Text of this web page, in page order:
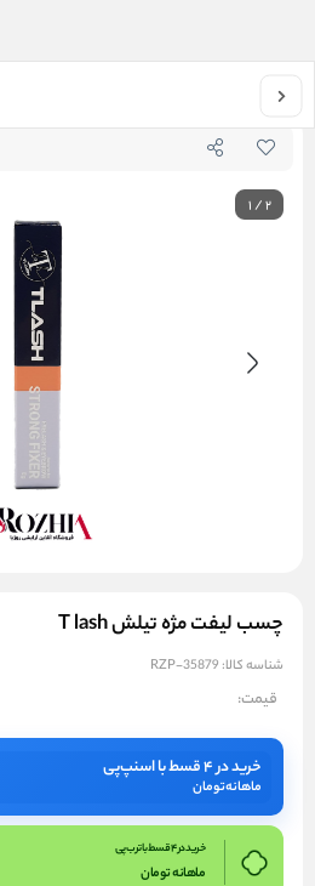
خانه
1/2
چسب لیفت مژه تیلش T lash
شناسه کالا: RZP-35879
قیمت:
خرید در ۴ قسط با اسنپ‌پی
ماهانهتومان
خرید در 4 قسط با ترب پی
ماهانهتومان